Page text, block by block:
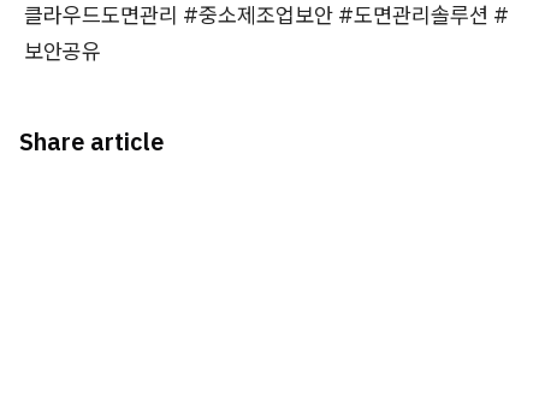
클라우드도면관리 #중소제조업보안 #도면관리솔루션 #
보안공유
Share article